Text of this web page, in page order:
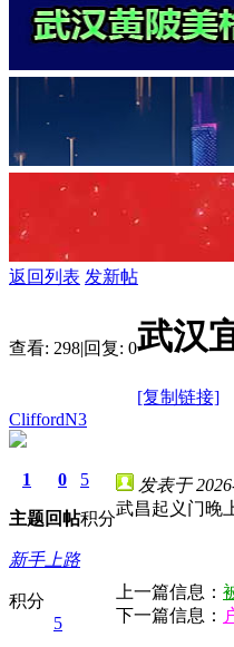
返回列表 发新帖
查看: 298|回复: 0武汉
[复制链接]
CliffordN3
1
主题
0
回帖
5
积分
新手上路
积分
5
发表于
武昌起义门晚
上一篇信息：
下一篇信息：